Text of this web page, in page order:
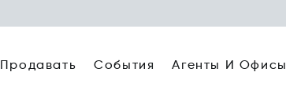
Продавать События Агенты И Офисы